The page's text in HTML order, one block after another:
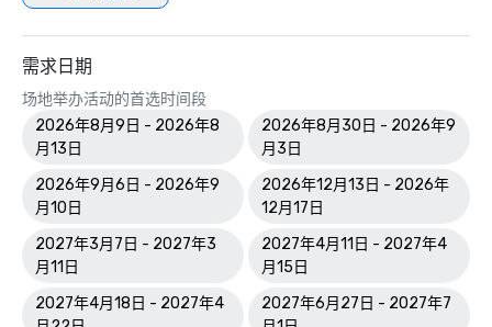
需求日期
场地举办活动的首选时间段
2026年8月9日 - 2026年8
月13日
2026年8月30日 - 2026年9
月3日
2026年9月6日 - 2026年9
月10日
2026年12月13日 - 2026年
12月17日
2027年3月7日 - 2027年3
月11日
2027年4月11日 - 2027年4
月15日
2027年4月18日 - 2027年4
2027年6月27日 - 2027年7